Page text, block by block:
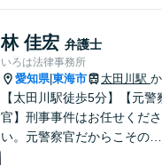
ら、お早めにご相談くださ
い。【JR在来線「刈谷駅」4
分】【駐車場あり】
林 佳宏 弁護士
いろは法律事務所
愛知県|東海市 太田川駅
【太田川駅徒歩5分】【元警
官】刑事事件はお任せくださ
い。元警察官だからこその視